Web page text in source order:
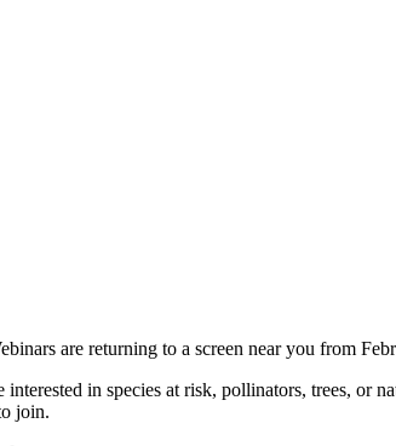
are returning to a screen near you from
in species at risk, pollinators, trees, or
join.